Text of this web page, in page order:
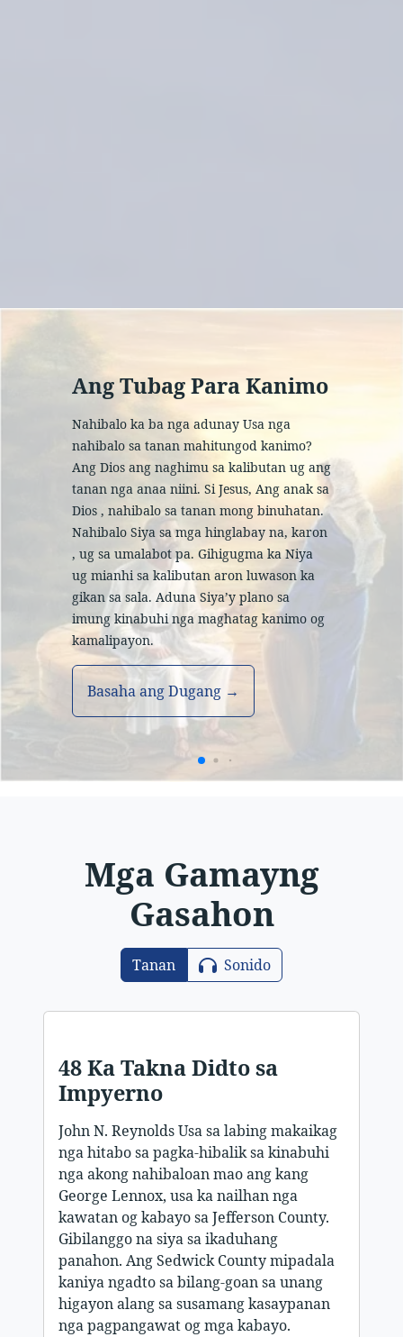
Ang Tubag Para Kanimo
Nahibalo ka ba nga adunay Usa nga
nahibalo sa tanan mahitungod kanimo?
Ang Dios ang naghimu sa kalibutan ug ang
tanan nga anaa niini. Si Jesus, Ang anak sa
Dios , nahibalo sa tanan mong binuhatan.
Nahibalo Siya sa mga hinglabay na, karon
, ug sa umalabot pa. Gihigugma ka Niya
ug mianhi sa kalibutan aron luwason ka
gikan sa sala. Aduna Siya’y plano sa
imung kinabuhi nga maghatag kanimo og
kamalipayon.
Basaha ang Dugang →
Mga Gamayng
Gasahon
Tanan Sonido
48 Ka Takna Didto sa
Impyerno
John N. Reynolds Usa sa labing makaikag
nga hitabo sa pagka-hibalik sa kinabuhi
nga akong nahibaloan mao ang kang
George Lennox, usa ka nailhan nga
kawatan og kabayo sa Jefferson County.
Gibilanggo na siya sa ikaduhang
panahon. Ang Sedwick County mipadala
kaniya ngadto sa bilang-goan sa unang
higayon alang sa susamang kasaypanan
nga pagpangawat og mga kabayo.